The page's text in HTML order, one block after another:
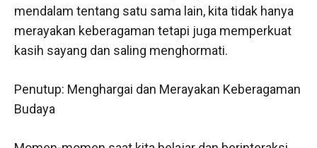
mendalam tentang satu sama lain, kita tidak hanya
merayakan keberagaman tetapi juga memperkuat
kasih sayang dan saling menghormati.
Penutup: Menghargai dan Merayakan Keberagaman
Budaya